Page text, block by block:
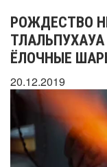
РОЖДЕСТВО
ЁЛОЧНЫЕ
20.12.2019